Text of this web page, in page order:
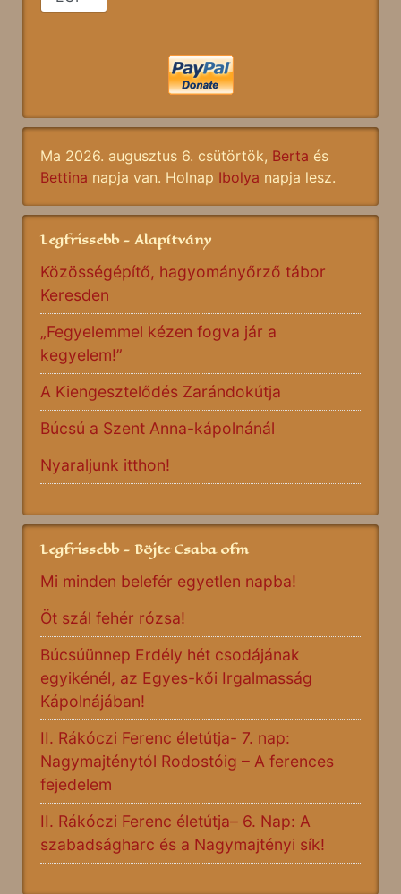
Ma 2026. augusztus 6. csütörtök, Berta és
Bettina napja van. Holnap Ibolya napja lesz.
Legfrissebb - Alapítvány
Közösségépítő, hagyományőrző tábor
Keresden
„Fegyelemmel kézen fogva jár a
kegyelem!”
A Kiengesztelődés Zarándokútja
Búcsú a Szent Anna-kápolnánál
Nyaraljunk itthon!
Legfrissebb - Böjte Csaba ofm
Mi minden belefér egyetlen napba!
Öt szál fehér rózsa!
Búcsúünnep Erdély hét csodájának
egyikénél, az Egyes-kői Irgalmasság
Kápolnájában!
II. Rákóczi Ferenc életútja- 7. nap:
Nagymajténytól Rodostóig – A ferences
fejedelem
II. Rákóczi Ferenc életútja– 6. Nap: A
szabadságharc és a Nagymajtényi sík!